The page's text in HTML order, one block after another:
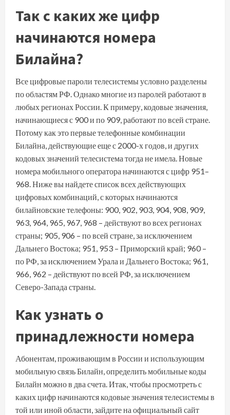
Так с каких же цифр
начинаются номера
Билайна?
Все цифровые пароли телесистемы условно разделены
по областям РФ. Однако многие из паролей работают в
любых регионах России. К примеру, кодовые значения,
начинающиеся с 900 и по 909, работают по всей стране.
Потому как это первые телефонные комбинации
Билайна, действующие еще с 2000-х годов, и других
кодовых значений телесистема тогда не имела. Новые
номера мобильного оператора начинаются с цифр 951–
968. Ниже вы найдете список всех действующих
цифровых комбинаций, с которых начинаются
билайновские телефоны: 900, 902, 903, 904, 908, 909,
963, 964, 965, 967, 968 – действуют во всех регионах
страны; 905, 906 – по всей стране, за исключением
Дальнего Востока; 951, 953 – Приморский край; 960 –
по РФ, за исключением Урала и Дальнего Востока; 961,
966, 962 – действуют по всей РФ, за исключением
Северо-Запада страны.
Как узнать о
принадлежности номера
Абонентам, проживающим в России и использующим
мобильную связь Билайн, определить мобильные коды
Билайн можно в два счета. Итак, чтобы просмотреть с
каких цифр начинаются кодовые значения телесистемы в
той или иной области, зайдите на официальный сайт